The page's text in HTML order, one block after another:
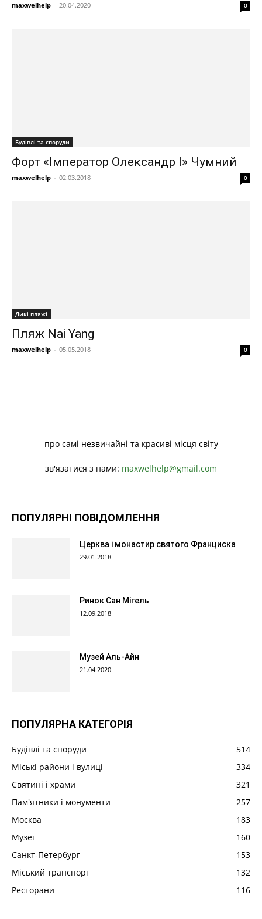
maxwelhelp - 20.04.2020 0
Будівлі та споруди
Форт «Імператор Олександр I» Чумний
maxwelhelp - 02.03.2018 0
Дикі пляжі
Пляж Nai Yang
maxwelhelp - 05.05.2018 0
про самі незвичайні та красиві місця світу
зв'язатися з нами: maxwelhelp@gmail.com
ПОПУЛЯРНІ ПОВІДОМЛЕННЯ
Церква і монастир святого Франциска
29.01.2018
Ринок Сан Мігель
12.09.2018
Музей Аль-Айн
21.04.2020
ПОПУЛЯРНА КАТЕГОРІЯ
Будівлі та споруди
514
Міські райони і вулиці
334
Святині і храми
321
Пам'ятники і монументи
257
Москва
183
Музеї
160
Санкт-Петербург
153
Міський транспорт
132
Ресторани
116